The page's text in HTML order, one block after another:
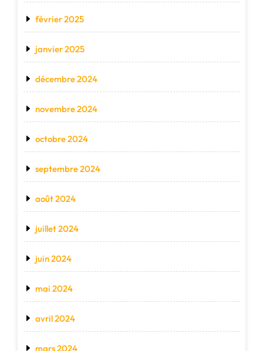
février 2025
janvier 2025
décembre 2024
novembre 2024
octobre 2024
septembre 2024
août 2024
juillet 2024
juin 2024
mai 2024
avril 2024
mars 2024